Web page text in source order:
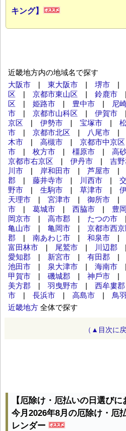
キング】
近畿地方内の地域名で探す
大阪市 | 東大阪市 | 堺市 |
区 | 京都市東山区 | 鈴鹿市
区 | 姫路市 | 豊中市 | 尼
市 | 京都市山科区 | 伊賀市
京区 | 伊勢市 | 宝塚市 |
市 | 京都市北区 | 八尾市 |
木市 | 高槻市 | 京都市中京区
市 | 枚方市 | 橿原市 | 高
京都市右京区 | 伊丹市 | 吉
川市 | 岸和田市 | 芦屋市 |
郡 | 藤井寺市 | 川西市 |
野市 | 生駒市 | 草津市 |
天理市 | 宮津市 | 御所市 |
市 | 葛城市 | 西脇市 | 豊
岡京市 | 高市郡 | たつの市
亀山市 | 亀岡市 | 京都市西京
郡 | 南あわじ市 | 和泉市 |
富田林市 | 尾鷲市 | 川辺郡
愛知郡 | 新宮市 | 有田郡 |
池田市 | 泉大津市 | 海南市
甲賀市 | 磯城郡 | 神⼾市 |
美方郡 | 羽曳野市 | 西牟婁郡
市 | 長浜市 | 高島市 | 鳥
近畿地方 全体で探す
（▲目次に戻
【厄除け・厄払いの日選びに
今月2026年8月の厄除け・厄
レンダー